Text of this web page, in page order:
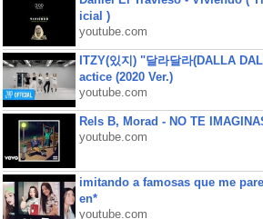
icial )
youtube.com
ITZY(있지) "달라달라(DALLA
actice (2020 Ver.)
youtube.com
Rels B, Morad - NO TE
youtube.com
imitando a famosas que me
en*
youtube.com